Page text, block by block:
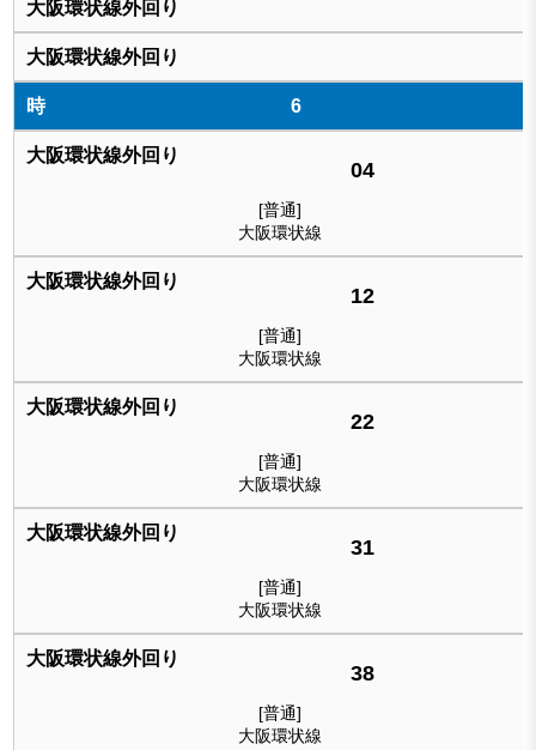
6
04
[普通]
大阪環状線
12
[普通]
大阪環状線
22
[普通]
大阪環状線
31
[普通]
大阪環状線
38
[普通]
大阪環状線